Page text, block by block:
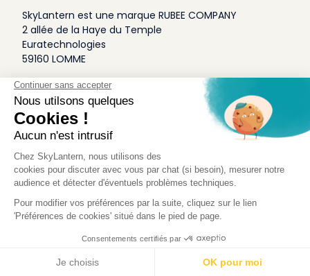
SkyLantern est une marque RUBEE COMPANY
2 allée de la Haye du Temple
Euratechnologies
59160 LOMME
A Propos
Qui sommes-nous
Conditions générales de Vente
Mentions légales
Politique Antispam
Idée Design
Skylantern Original in the UK